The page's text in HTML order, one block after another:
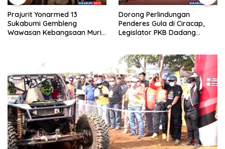
Dorong Perlindungan
Penderes Gula di Ciracap,
Legislator PKB Dadang
Soal Batalnya Konser
Reggae di Ciracap, Anggota
DPRD Fraksi PKB Dukung